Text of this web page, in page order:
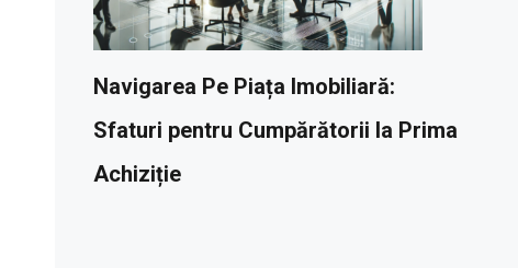
Navigarea Pe Piața Imobiliară:
Sfaturi pentru Cumpărătorii la Prima
Achiziție